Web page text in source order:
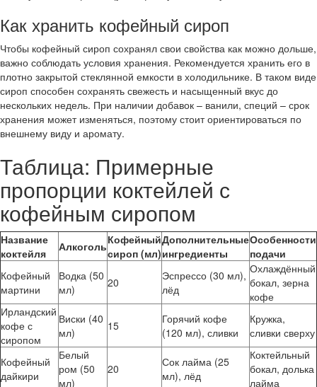
Как хранить кофейный сироп
Чтобы кофейный сироп сохранял свои свойства как можно дольше,
важно соблюдать условия хранения. Рекомендуется хранить его в
плотно закрытой стеклянной емкости в холодильнике. В таком виде
сироп способен сохранять свежесть и насыщенный вкус до
нескольких недель. При наличии добавок – ванили, специй – срок
хранения может изменяться, поэтому стоит ориентироваться по
внешнему виду и аромату.
Таблица: Примерные
пропорции коктейлей с
кофейным сиропом
Название
коктейля
АлкогольКофейный
сироп (мл)
Дополнительные
ингредиенты
Особенности
подачи
Кофейный
мартини
Водка (50
мл)
20
Эспрессо (30 мл),
лёд
Охлаждённый
бокал, зерна
кофе
Ирландский
кофе с
сиропом
Виски (40
мл)
15
Горячий кофе
(120 мл), сливки
Кружка,
сливки сверху
Кофейный
дайкири
Белый
ром (50
мл)
20
Сок лайма (25
мл), лёд
Коктейльный
бокал, долька
лайма